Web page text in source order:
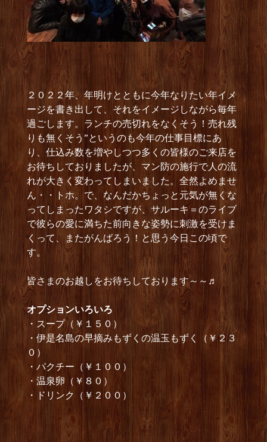
２０２２年、年明けとともに今年なりたい年イメ
ージを書き出して、それをイメージしながら毎年
過ごします。ランチの売切れをなくそう！売れ残
りも無くそう”というのも今年の仕事目標にあ
り、仕込み数を増やしつつ多くの皆様のご来店を
お待ちしておりましたが、マン防の施行で人の流
れが大きく変わってしまいました。全然よめませ
ん・・トホ。で、なんだかちょっと元気が無くな
ってしまったワタシですが、サルーキ＝のライブ
で彼らの愛に満ちた前向きな姿勢に刺激を受けま
くって、またがんばろう！と思う今日この頃で
す。
皆さまのお越しをお待ちしております～～♬
オプションいろいろ
・スープ（￥１５０）
・伊是名島の早摘みもずくの温玉もずく（￥２３
０）
・パクチー（￥１００）
・温泉卵（￥８０）
・ドリンク（￥２００）